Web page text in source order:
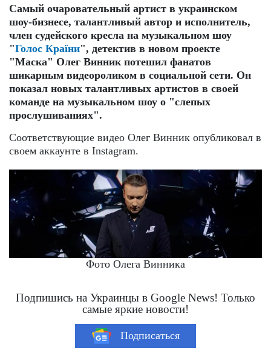
Самый очаровательный артист в украинском
шоу-бизнесе, талантливый автор и исполнитель,
член судейского кресла на музыкальном шоу
"Голос Країни", детектив в новом проекте
"Маска" Олег Винник потешил фанатов
шикарным видеороликом в социальной сети. Он
показал новых талантливых артистов в своей
команде на музыкальном шоу о "слепых
прослушиваниях".
Соответствующие видео Олег Винник опубликовал в
своем аккаунте в Instagram.
Фото Олега Винника
Подпишись на Украинцы в Google News! Только
самые яркие новости!
Подписаться